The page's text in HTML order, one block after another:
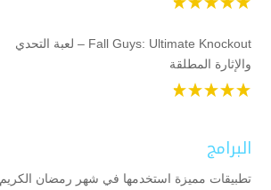
Fall Guys: Ultimate Knockout – لعبة التحدي
والإثارة المطلقة
البرامج
تطبيقات مميزة استخدمها في شهر رمضان الكريم